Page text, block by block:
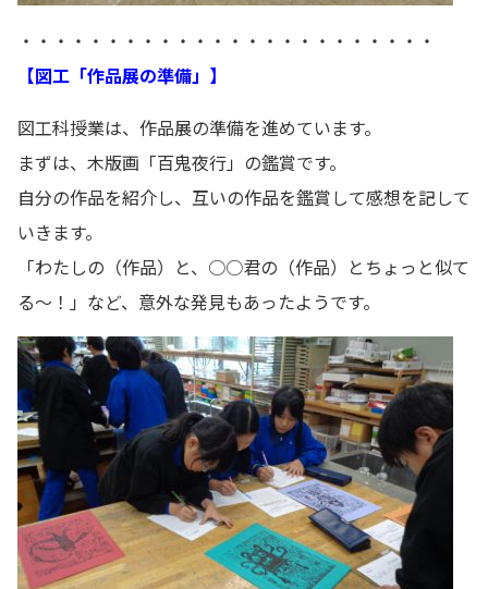
・・・・・・・・・・・・・・・・・・・・・・・・
【図工「作品展の準備」】
図工科授業は、作品展の準備を進めています。
まずは、木版画「百鬼夜行」の鑑賞です。
自分の作品を紹介し、互いの作品を鑑賞して感想を記して
いきます。
「わたしの（作品）と、○○君の（作品）とちょっと似て
る～！」など、意外な発見もあったようです。